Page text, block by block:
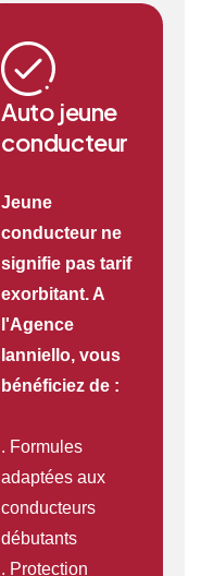
Auto jeune
conducteur
Jeune
conducteur ne
signifie pas tarif
exorbitant. A
l'Agence
Ianniello, vous
bénéficiez de :
. Formules
adaptées aux
conducteurs
débutants
. Protection